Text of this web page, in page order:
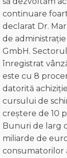
continuare
declarat Dr.
de
GmbH.
înregistrat
este cu 8
datorită
cursului de
creștere de 10
Bunuri de larg
miliarde de
consumatorilor